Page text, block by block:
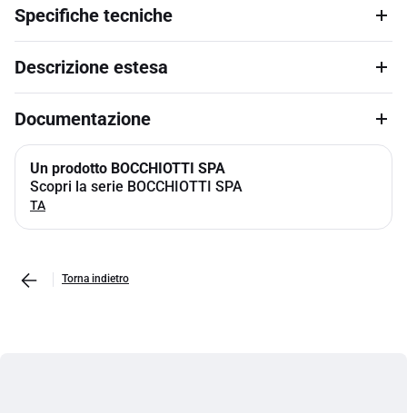
Specifiche tecniche
Descrizione estesa
Documentazione
Un prodotto BOCCHIOTTI SPA
Scopri la serie BOCCHIOTTI SPA
TA
Torna indietro